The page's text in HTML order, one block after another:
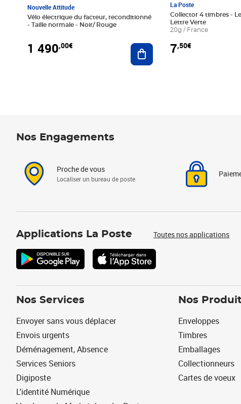
Nouvelle Attitude
Vélo électrique du facteur, reconditionné
- Taille normale - Noir/ Rouge
1 490,00€ Ajouter au panier
La Poste
Collector 4 timbres -
Lettre Verte
20g / France
7,50€
Nos Engagements
Proche de vous
Localiser un bureau de poste
Applications La Poste Toutes nos applications
Nos Services
Envoyer sans vous déplacer
Envois urgents
Déménagement, Absence
Services Seniors
Digiposte
L'identité Numérique
Nos
Enveloppes
Timbres
Emballages
Collectionneurs
Cartes de voeux